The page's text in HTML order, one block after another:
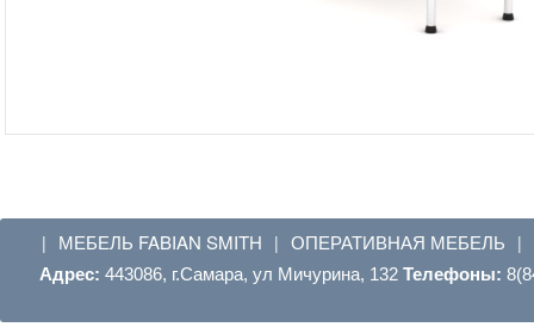
| МЕБЕЛЬ FABIAN SMITH | ОПЕРАТИВНАЯ МЕБЕЛЬ |
Адрес: 443086, г.Самара, ул Мичурина, 132 Телефоны: